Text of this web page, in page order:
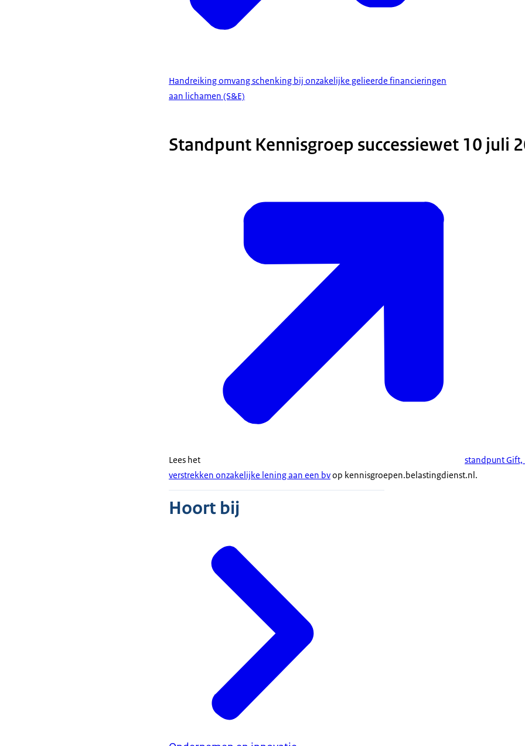
Handreiking omvang schenking bij onzakelijke gelieerde financieringen
aan lichamen (S&E)
Standpunt Kennisgroep successiewet 10 juli
Lees het
standpunt
verstrekken onzakelijke lening aan een bvop kennisgroepen.belastingdienst.nl.
Hoort bij